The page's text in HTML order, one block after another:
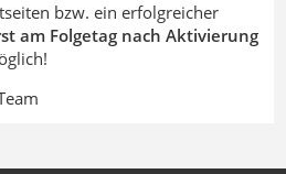
bzw. ein erfolgreicher
am Folgetag nach Aktivierung